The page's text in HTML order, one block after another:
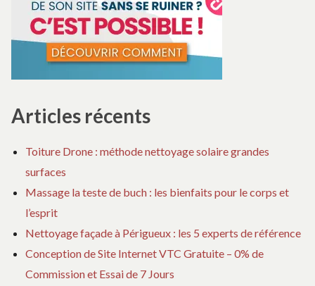
Articles récents
Toiture Drone : méthode nettoyage solaire grandes
surfaces
Massage la teste de buch : les bienfaits pour le corps et
l’esprit
Nettoyage façade à Périgueux : les 5 experts de référence
Conception de Site Internet VTC Gratuite – 0% de
Commission et Essai de 7 Jours